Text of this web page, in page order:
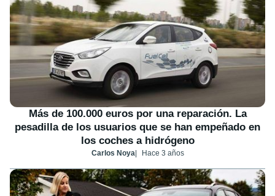
Más de 100.000 euros por una reparación. La
pesadilla de los usuarios que se han empeñado en
los coches a hidrógeno
Carlos Noya Hace 3 años